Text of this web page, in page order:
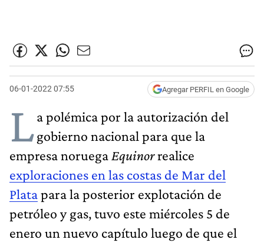
06-01-2022 07:55 Agregar PERFIL en Google
La polémica por la autorización del
gobierno nacional para que la
empresa noruega Equinorrealice
exploraciones en las costas de Mar del
Platapara la posterior explotación de
petróleo y gas, tuvo este miércoles 5 de
enero un nuevo capítulo luego de que el